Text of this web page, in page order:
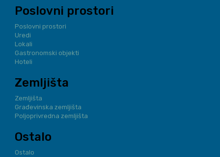
Poslovni prostori
Poslovni prostori
Uredi
Lokali
Gastronomski objekti
Hoteli
Zemljišta
Zemljišta
Građevinska zemljišta
Poljoprivredna zemljišta
Ostalo
Ostalo